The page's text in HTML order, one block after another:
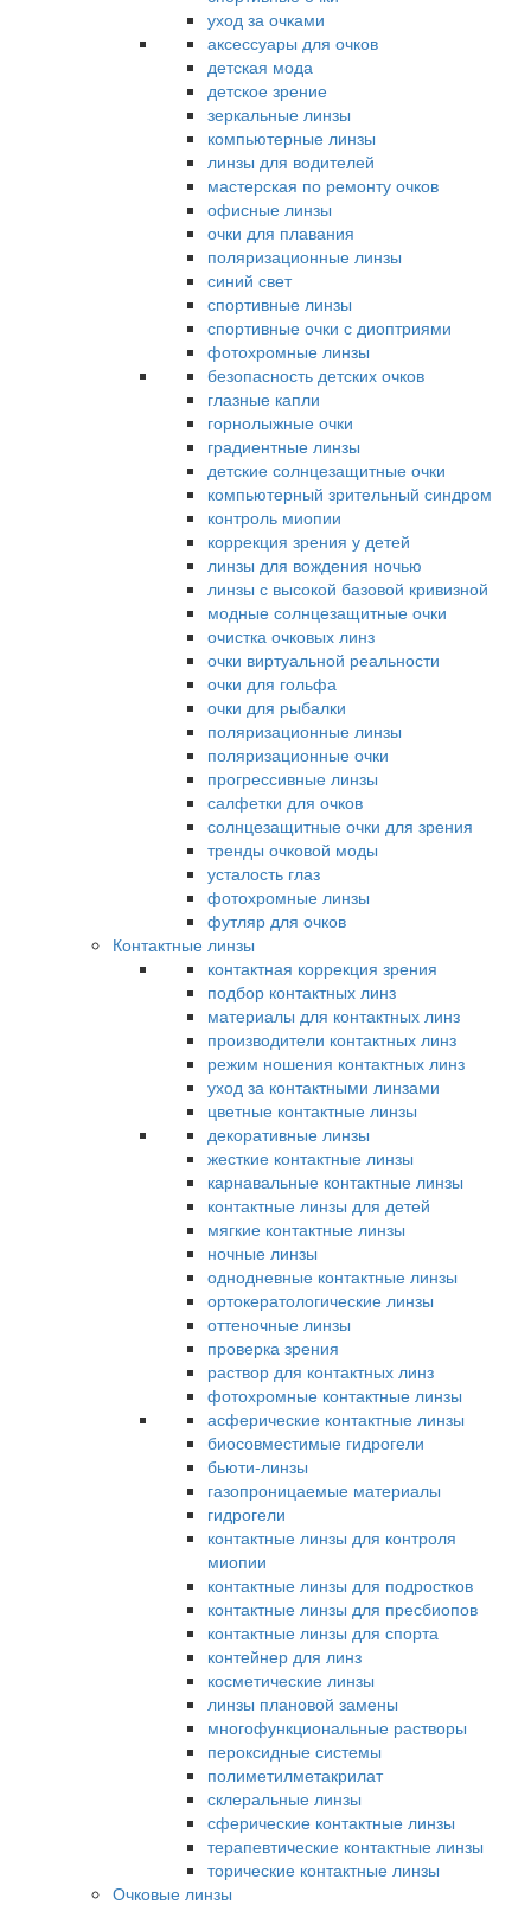
уход за очками
аксессуары для очков
детская мода
детское зрение
зеркальные линзы
компьютерные линзы
линзы для водителей
мастерская по ремонту очков
офисные линзы
очки для плавания
поляризационные линзы
синий свет
спортивные линзы
спортивные очки с диоптриями
фотохромные линзы
безопасность детских очков
глазные капли
горнолыжные очки
градиентные линзы
детские солнцезащитные очки
компьютерный зрительный синдром
контроль миопии
коррекция зрения у детей
линзы для вождения ночью
линзы с высокой базовой кривизной
модные солнцезащитные очки
очистка очковых линз
очки виртуальной реальности
очки для гольфа
очки для рыбалки
поляризационные линзы
поляризационные очки
прогрессивные линзы
салфетки для очков
солнцезащитные очки для зрения
тренды очковой моды
усталость глаз
фотохромные линзы
футляр для очков
Контактные линзы
контактная коррекция зрения
подбор контактных линз
материалы для контактных линз
производители контактных линз
режим ношения контактных линз
уход за контактными линзами
цветные контактные линзы
декоративные линзы
жесткие контактные линзы
карнавальные контактные линзы
контактные линзы для детей
мягкие контактные линзы
ночные линзы
однодневные контактные линзы
ортокератологические линзы
оттеночные линзы
проверка зрения
раствор для контактных линз
фотохромные контактные линзы
асферические контактные линзы
биосовместимые гидрогели
бьюти-линзы
газопроницаемые материалы
гидрогели
контактные линзы для контроля
миопии
контактные линзы для подростков
контактные линзы для пресбиопов
контактные линзы для спорта
контейнер для линз
косметические линзы
линзы плановой замены
многофункциональные растворы
пероксидные системы
полиметилметакрилат
склеральные линзы
сферические контактные линзы
терапевтические контактные линзы
торические контактные линзы
Очковые линзы